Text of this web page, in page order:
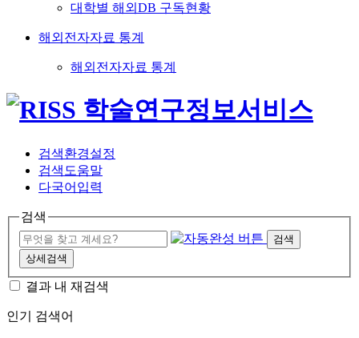
대학별 해외DB 구독현황
해외전자자료 통계
해외전자자료 통계
검색환경설정
검색도움말
다국어입력
검색
검색
상세검색
결과 내 재검색
인기 검색어